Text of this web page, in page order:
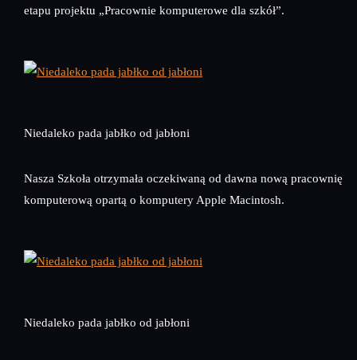
etapu projektu „Pracownie komputerowe dla szkół”.
Niedaleko pada jabłko od jabłoni
Nasza Szkoła otrzymała oczekiwaną od dawna nową pracownię
komputerową opartą o komputery Apple Macintosh.
Niedaleko pada jabłko od jabłoni